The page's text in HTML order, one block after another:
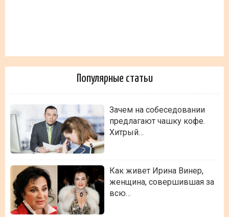
Популярные статьи
Зачем на собеседовании
предлагают чашку кофе.
Хитрый…
Как живет Ирина Винер,
женщина, совершившая за
всю…